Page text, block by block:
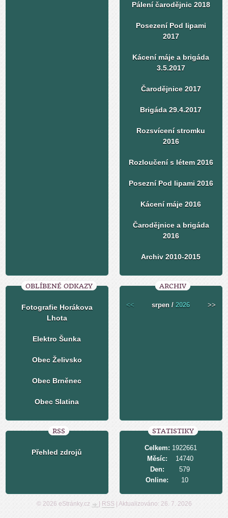
Pálení čarodějnic 2018
Posezení Pod lipami
2017
Kácení máje a brigáda
3.5.2017
Čarodějnice 2017
Brigáda 29.4.2017
Rozsvícení stromku
2016
Rozloučení s létem 2016
Posezní Pod lipami 2016
Kácení máje 2016
Čarodějnice a brigáda
2016
Archiv 2010-2015
OBLÍBENÉ ODKAZY
Fotografie Horákova
Lhota
Elektro Šunka
Obec Želivsko
Obec Brněnec
Obec Slatina
ARCHIV
<< srpen /2026 >>
RSS
Přehled zdrojů
STATISTIKY
Online: 10
Celkem: 1922661
Měsíc:
14740
Den:
579
© 2026 eStránky.cz RSS| Aktualizováno: 26. 7. 2026